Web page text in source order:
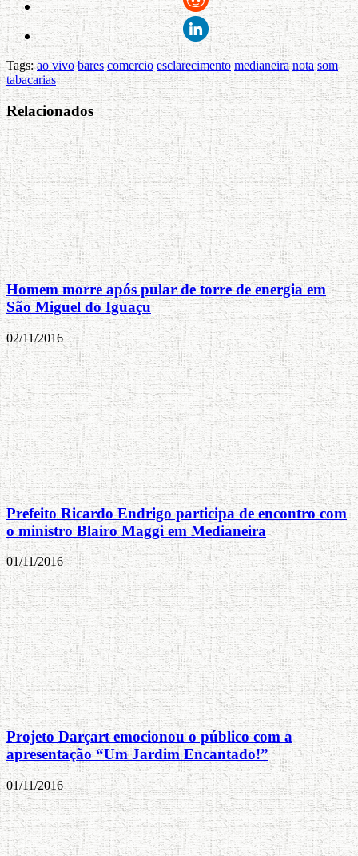
Tags:ao vivo bares comercio esclarecimento medianeira nota som
tabacarias
Relacionados
Homem morre após pular de torre de energia em
São Miguel do Iguaçu
02/11/2016
Prefeito Ricardo Endrigo participa de encontro com
o ministro Blairo Maggi em Medianeira
01/11/2016
Projeto Darçart emocionou o público com a
apresentação “Um Jardim Encantado!”
01/11/2016